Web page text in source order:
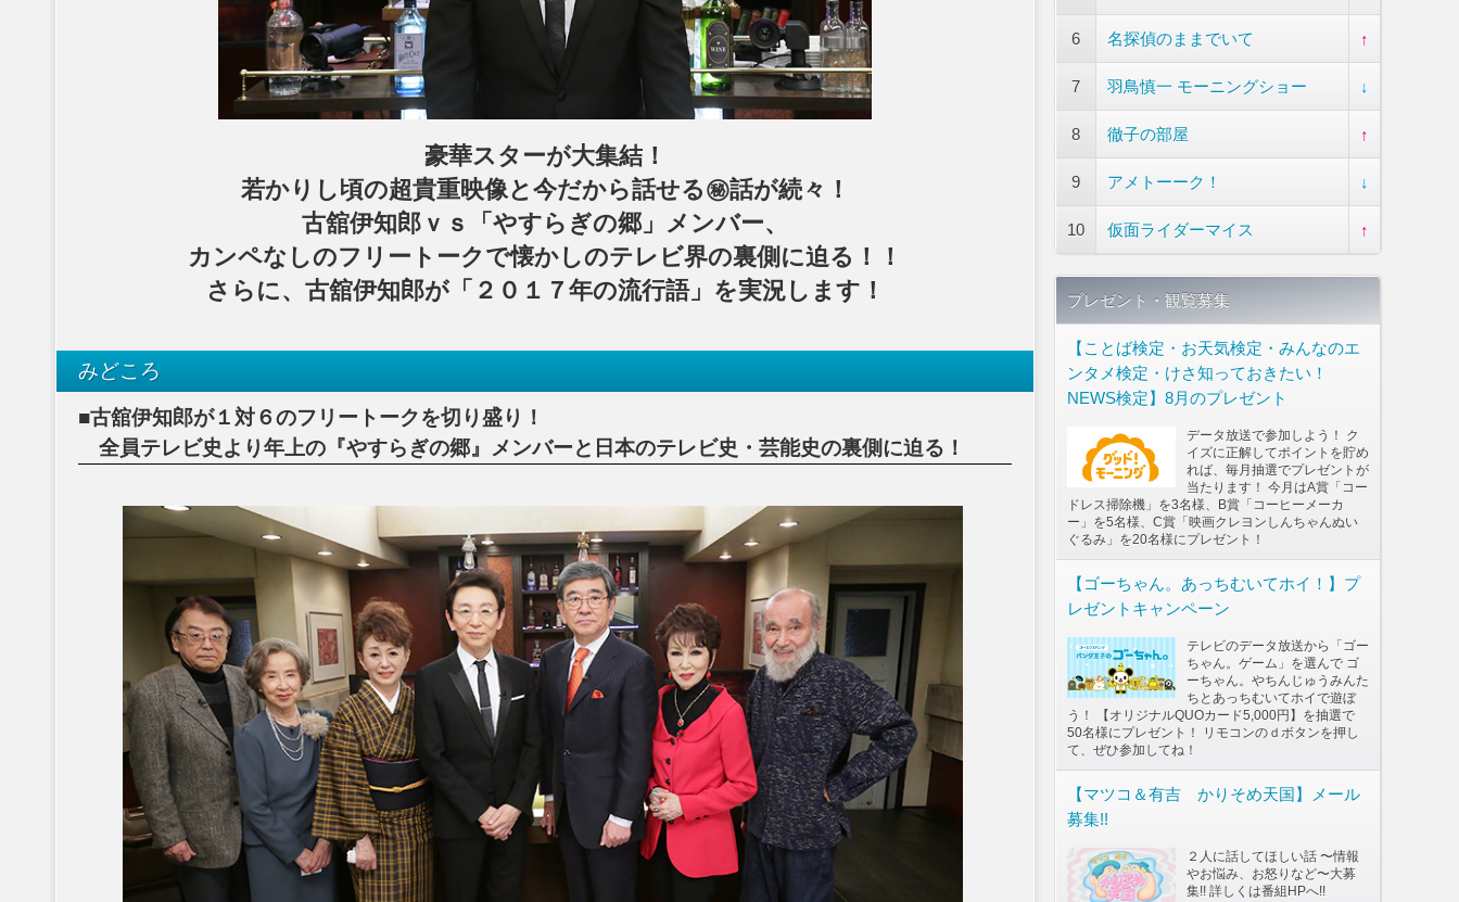
豪華スターが大集結！
若かりし頃の超貴重映像と今だから話せる㊙話が続々！
古舘伊知郎ｖｓ「やすらぎの郷」メンバー、
カンペなしのフリートークで懐かしのテレビ界の裏側に迫る！！
さらに、古舘伊知郎が「２０１７年の流行語」を実況します！
みどころ
■古舘伊知郎が１対６のフリートークを切り盛り！
全員テレビ史より年上の『やすらぎの郷』メンバーと日本のテレビ史・芸能史の裏側に迫る！
6 名探偵のままでいて ↑
7 羽鳥慎一 モーニングショー ↓
8 徹子の部屋 ↑
9 アメトーーク！ ↓
10 仮面ライダーマイス ↑
プレゼント・観覧募集
【ことば検定・お天気検定・みんなのエ
ンタメ検定・けさ知っておきたい！
NEWS検定】8月のプレゼント
データ放送で参加しよう！ ク
イズに正解してポイントを貯め
れば、毎月抽選でプレゼントが
当たります！ 今月はA賞「コー
ドレス掃除機」を3名様、B賞「コーヒーメーカ
ー」を5名様、C賞「映画クレヨンしんちゃんぬい
ぐるみ」を20名様にプレゼント！
【ゴーちゃん。あっちむいてホイ！】プ
レゼントキャンペーン
テレビのデータ放送から「ゴー
ちゃん。ゲーム」を選んで ゴ
ーちゃん。やちんじゅうみんた
ちとあっちむいてホイで遊ぼ
う！ 【オリジナルQUOカード5,000円】を抽選で
50名様にプレゼント！ リモコンのｄボタンを押し
て、ぜひ参加してね！
【マツコ＆有吉 かりそめ天国】メール
募集!!
２人に話してほしい話 〜情報
やお悩み、お怒りなど〜大募
集!! 詳しくは番組HPへ!!